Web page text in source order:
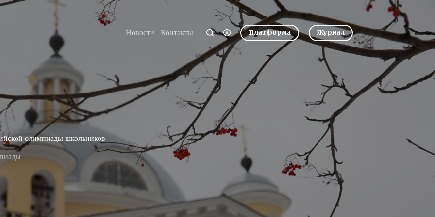
Новости Контакты Платформа Журнал
олимпиады школьников